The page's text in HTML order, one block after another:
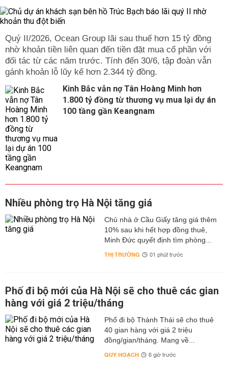
Quý II/2026, Ocean Group lãi sau thuế hơn 15 tỷ đồng
nhờ khoản tiền liên quan đến tiền đặt mua cổ phần với
đối tác từ các năm trước. Tính đến 30/6, tập đoàn vẫn
gánh khoản lỗ lũy kế hơn 2.344 tỷ đồng.
Kinh Bắc vẫn nợ Tân Hoàng Minh hơn
1.800 tỷ đồng từ thương vụ mua lại dự án
100 tầng gần Keangnam
Nhiều phòng trọ Hà Nội tăng giá
Chủ nhà ở Cầu Giấy tăng giá thêm
10% sau khi hết hợp đồng thuê,
Minh Đức quyết định tìm phòng...
THỊ TRƯỜNG 01 phút trước
Phố đi bộ mới của Hà Nội sẽ cho thuê các gian
hàng với giá 2 triệu/tháng
Phố đi bộ Thành Thái sẽ cho thuê
40 gian hàng với giá 2 triệu
đồng/gian/tháng. Mang về...
QUY HOẠCH 6 giờ trước